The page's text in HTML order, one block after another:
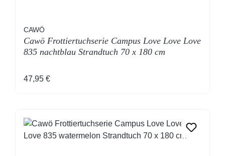
CAWÖ
Cawö Frottiertuchserie Campus Love Love Love
835 nachtblau Strandtuch 70 x 180 cm
Regulärer Preis:
47,95 €